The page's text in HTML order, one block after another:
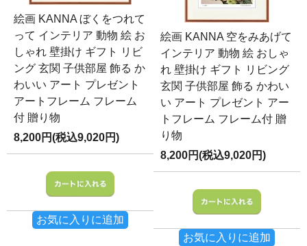
絵画 KANNA ぼくをつれて
って インテリア 動物 絵 お
しゃれ 壁掛け ギフト リビ
ング 玄関 子供部屋 飾る か
わいい アート プレゼント
アートフレーム フレーム
付 贈り物
8,200円(税込9,020円)
お気に入りに追加
絵画 KANNA 空をみあげて
インテリア 動物 絵 おしゃ
れ 壁掛け ギフト リビング
玄関 子供部屋 飾る かわい
い アート プレゼント アー
トフレーム フレーム付 贈
り物
8,200円(税込9,020円)
お気に入りに追加